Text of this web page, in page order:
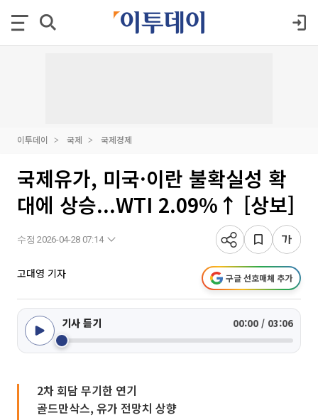
이투데이 국제 국제경제
국제유가, 미국·이란 불확실성 확
대에 상승...WTI 2.09%↑ [상보]
수정 2026-04-28 07:14
고대영 기자 구글 선호매체 추가
기사 듣기 00:00 / 03:06
2차 회담 무기한 연기
골드만삭스, 유가 전망치 상향